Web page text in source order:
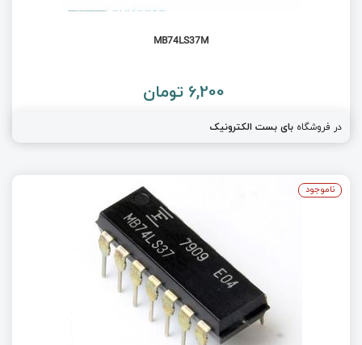
MB74LS37M
6,200 تومان
در فروشگاه بای بست الکترونیک
ناموجود